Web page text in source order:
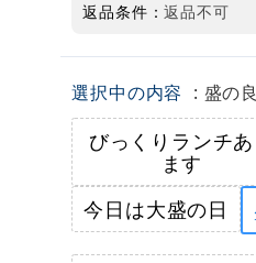
返品条件：返品不可
選択中の内容 : 盛の
びっくりランチあ
ます
今日は大盛の日